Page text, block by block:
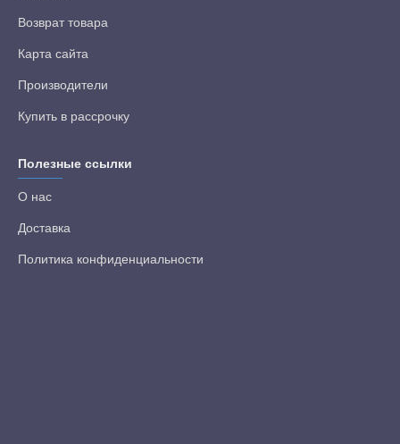
Возврат товара
Карта сайта
Производители
Купить в рассрочку
Полезные ссылки
О нас
Доставка
Политика конфиденциальности